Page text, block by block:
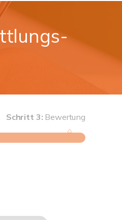
Schritt 3: Bewertung